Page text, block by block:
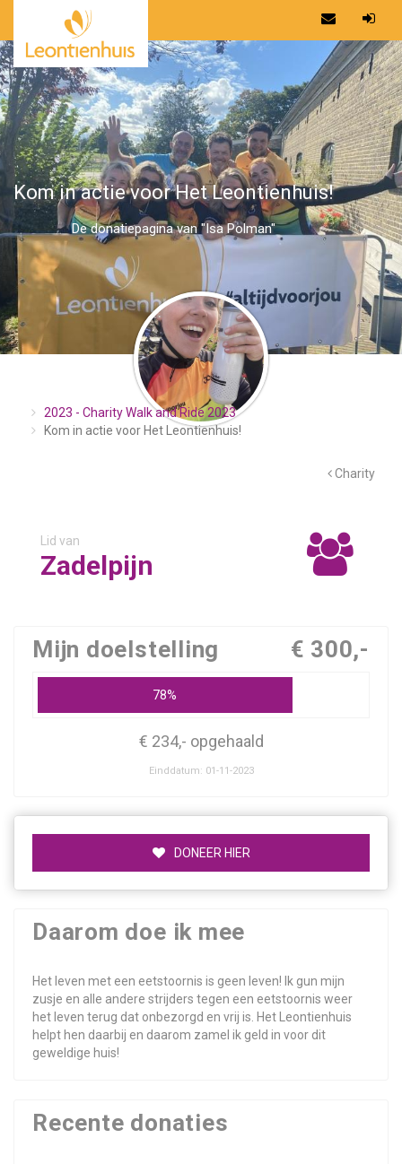
Kom in actie voor Het Leontienhuis!
De donatiepagina van "Isa Polman"
2023 - Charity Walk and Ride 2023
Kom in actie voor Het Leontienhuis!
Charity
Lid van
Zadelpijn
Mijn doelstelling € 300,-
78%
€ 234,- opgehaald
Einddatum: 01-11-2023
DONEER HIER
Daarom doe ik mee
Het leven met een eetstoornis is geen leven! Ik gun mijn
zusje en alle andere strijders tegen een eetstoornis weer
het leven terug dat onbezorgd en vrij is. Het Leontienhuis
helpt hen daarbij en daarom zamel ik geld in voor dit
geweldige huis!
Recente donaties